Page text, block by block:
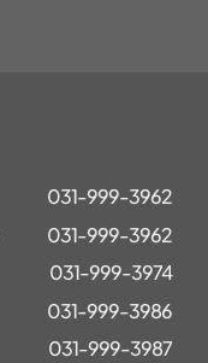
031-999-3962
031-999-3962
031-999-3974
031-999-3986
031-999-3987